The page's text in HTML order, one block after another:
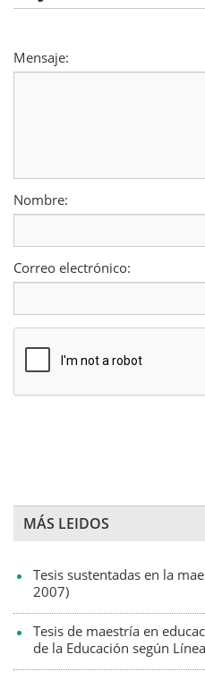
Mensaje:
Nombre:
Correo electrónico:
MÁS LEIDOS
Tesis sustentadas en la
2007)
Tesis de maestría en
de la Educación según